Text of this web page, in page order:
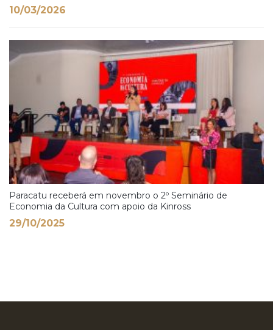
10/03/2026
Paracatu receberá em novembro o 2º Seminário de
Economia da Cultura com apoio da Kinross
29/10/2025